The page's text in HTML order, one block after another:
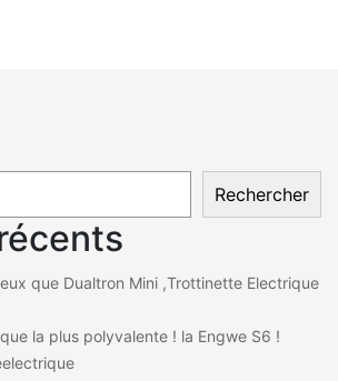
Rechercher
que Dualtron Mini ,Trottinette Electrique
la plus polyvalente ! la Engwe S6 !